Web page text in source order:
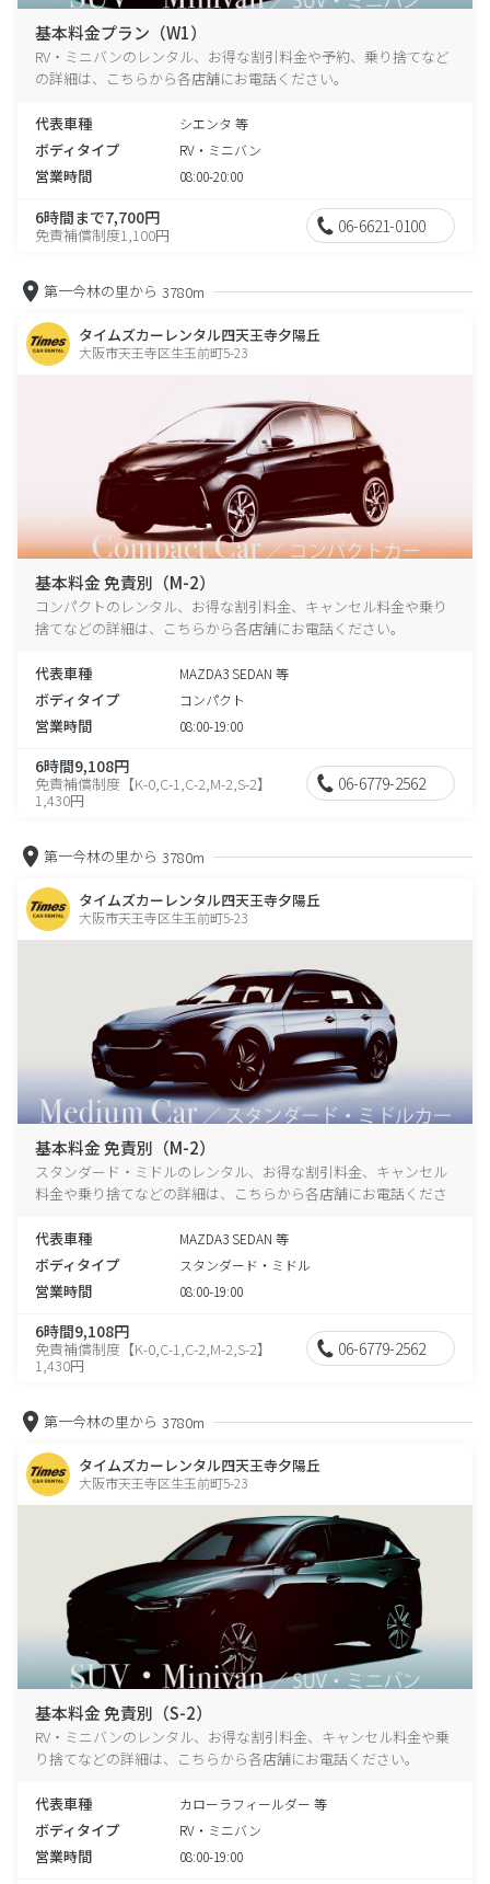
基本料金プラン（W1）
RV・ミニバンのレンタル、お得な割引料金や予約、乗り捨てなど
の詳細は、こちらから各店舗にお電話ください。
代表車種 シエンタ 等
ボディタイプ RV・ミニバン
営業時間 08:00-20:00
6時間まで7,700円
免責補償制度1,100円 06-6621-0100
第一今林の里から 3780m
タイムズカーレンタル四天王寺夕陽丘
大阪市天王寺区生玉前町5-23
基本料金 免責別（M-2）
コンパクトのレンタル、お得な割引料金、キャンセル料金や乗り
捨てなどの詳細は、こちらから各店舗にお電話ください。
代表車種 MAZDA3 SEDAN 等
ボディタイプ コンパクト
営業時間 08:00-19:00
6時間9,108円
免責補償制度【K-0,C-1,C-2,M-2,S-2】
1,430円
06-6779-2562
第一今林の里から 3780m
タイムズカーレンタル四天王寺夕陽丘
大阪市天王寺区生玉前町5-23
基本料金 免責別（M-2）
スタンダード・ミドルのレンタル、お得な割引料金、キャンセル
料金や乗り捨てなどの詳細は、こちらから各店舗にお電話くださ
代表車種
MAZDA3 SEDAN 等
ボディタイプ スタンダード・ミドル
営業時間 08:00-19:00
6時間9,108円
免責補償制度【K-0,C-1,C-2,M-2,S-2】
1,430円
06-6779-2562
第一今林の里から 3780m
タイムズカーレンタル四天王寺夕陽丘
大阪市天王寺区生玉前町5-23
基本料金 免責別（S-2）
RV・ミニバンのレンタル、お得な割引料金、キャンセル料金や乗
り捨てなどの詳細は、こちらから各店舗にお電話ください。
代表車種 カローラフィールダー 等
ボディタイプ RV・ミニバン
営業時間 08:00-19:00